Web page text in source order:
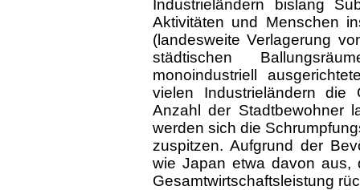
Industrieländern bislang
Aktivitäten und Menschen
(landesweite Verlagerung
städtischen
monoindustriell
vielen Industrieländern
Anzahl der Stadtbewohner
werden sich die
zuspitzen. Aufgrund der
wie Japan etwa davon aus,
Gesamtwirtschaftsleistung